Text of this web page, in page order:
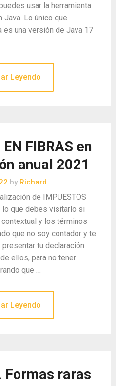
usar la herramienta
Java. Lo único que
es una versión de Java 17
Leyendo
FIBRAS en
anual 2021
by Richard
de IMPUESTOS
lo que debes visitarlo si
y los términos
que no soy contador y te
tu declaración
ellos, para no tener
que …
Leyendo
Formas raras